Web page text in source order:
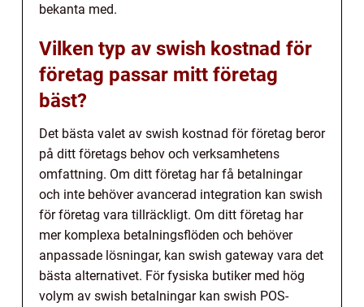
bekanta med.
Vilken typ av swish kostnad för
företag passar mitt företag
bäst?
Det bästa valet av swish kostnad för företag beror
på ditt företags behov och verksamhetens
omfattning. Om ditt företag har få betalningar
och inte behöver avancerad integration kan swish
för företag vara tillräckligt. Om ditt företag har
mer komplexa betalningsflöden och behöver
anpassade lösningar, kan swish gateway vara det
bästa alternativet. För fysiska butiker med hög
volym av swish betalningar kan swish POS-